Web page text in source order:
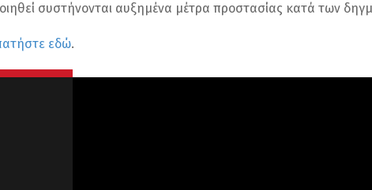
συστήνονται αυξημένα μέτρα προστασίας κατά των
εδώ.